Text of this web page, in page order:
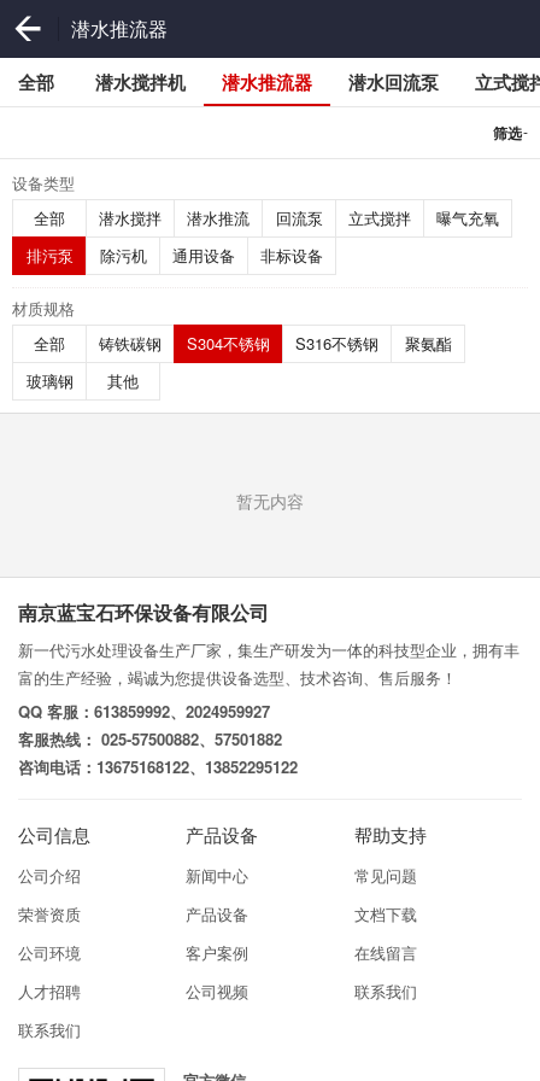
潜水推流器
全部 潜水搅拌机 潜水推流器 潜水回流泵 立式搅
筛选-
设备类型
全部
潜水搅拌 潜水推流 回流泵 立式搅拌
曝气充氧
排污泵
除污机 通用设备 非标设备
材质规格
全部
铸铁碳钢 S304不锈钢 S316不锈钢
聚氨酯
玻璃钢
其他
暂无内容
南京蓝宝石环保设备有限公司
新一代污水处理设备生产厂家，集生产研发为一体的科技型企业，拥有丰
富的生产经验，竭诚为您提供设备选型、技术咨询、售后服务！
QQ 客服：613859992、2024959927
客服热线： 025-57500882、57501882
咨询电话：13675168122、13852295122
公司信息
公司介绍
荣誉资质
公司环境
人才招聘
联系我们
产品设备
新闻中心
产品设备
客户案例
公司视频
帮助支持
常见问题
文档下载
在线留言
联系我们